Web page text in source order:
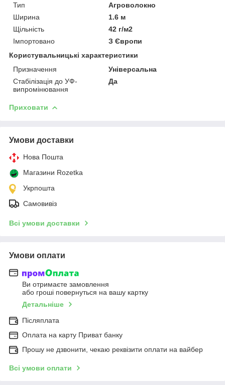
Тип
Агроволокно
Ширина
1.6 м
Щільність
42 г/м2
Імпортовано
З Європи
Користувальницькі характеристики
Призначення
Універсальна
Стабілізація до УФ-
випромінювання
Да
Приховати
Умови доставки
Нова Пошта
Магазини Rozetka
Укрпошта
Самовивіз
Всі умови доставки
Умови оплати
Ви отримаєте замовлення
або гроші повернуться на вашу картку
Детальніше
Післяплата
Оплата на карту Приват банку
Прошу не дзвонити, чекаю реквізити оплати на вайбер
Всі умови оплати